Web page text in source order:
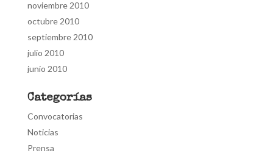
noviembre 2010
octubre 2010
septiembre 2010
julio 2010
junio 2010
Categorías
Convocatorias
Noticias
Prensa